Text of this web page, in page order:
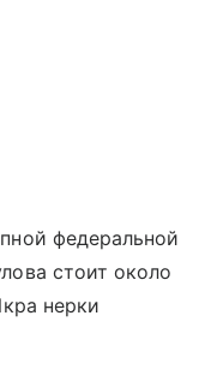
федеральной
стоит около
нерки